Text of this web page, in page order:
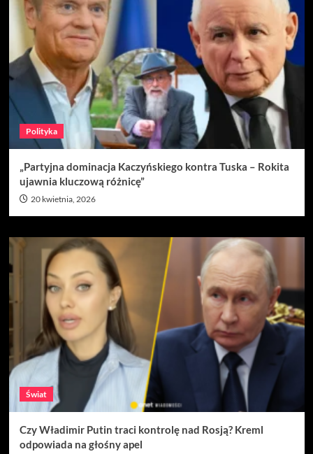
Polityka
„Partyjna dominacja Kaczyńskiego kontra Tuska – Rokita
ujawnia kluczową różnicę”
20 kwietnia, 2026
Świat
Czy Władimir Putin traci kontrolę nad Rosją? Kreml
odpowiada na głośny apel